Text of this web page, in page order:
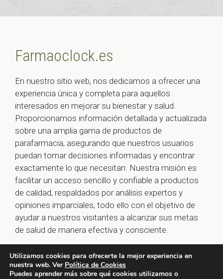
Farmaoclock.es
En nuestro sitio web, nos dedicamos a ofrecer una
experiencia única y completa para aquellos
interesados en mejorar su bienestar y salud.
Proporcionamos información detallada y actualizada
sobre una amplia gama de productos de
parafarmacia, asegurando que nuestros usuarios
puedan tomar decisiones informadas y encontrar
exactamente lo que necesitan. Nuestra misión es
facilitar un acceso sencillo y confiable a productos
de calidad, respaldados por análisis expertos y
opiniones imparciales, todo ello con el objetivo de
ayudar a nuestros visitantes a alcanzar sus metas
de salud de manera efectiva y consciente.
© 2026 farmaoclock.es -Política de Privacidad y Aviso
Utilizamos cookies para ofrecerte la mejor experiencia en
nuestra web. Ver Política de Cookies
Puedes aprender más sobre qué cookies utilizamos o